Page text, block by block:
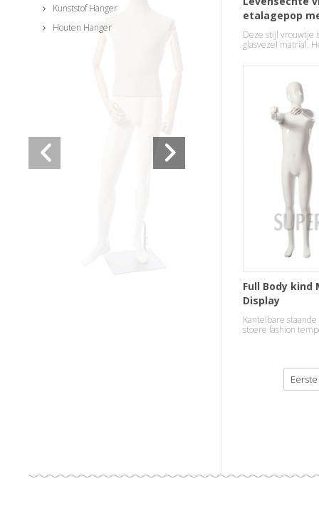
Kunststof Hanger
Houten Hanger
etalagepop
Deze stijl vrouwtje
glasvezel matrial.
Full Body kind
Display
Kantelbare
stoere fashion